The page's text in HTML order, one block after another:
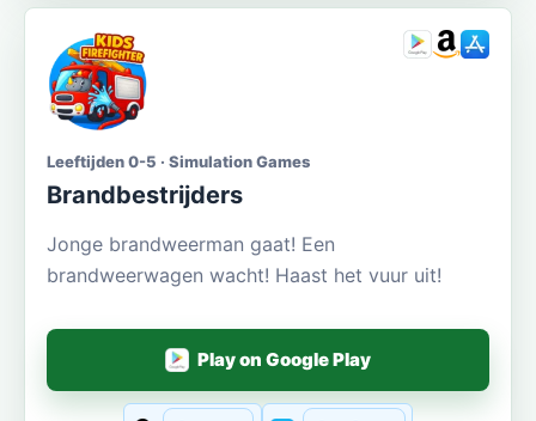
Leeftijden 0-5 · Simulation Games
Brandbestrijders
Jonge brandweerman gaat! Een
brandweerwagen wacht! Haast het vuur uit!
Play on Google Play